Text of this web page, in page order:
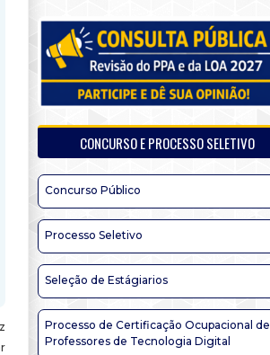
CONCURSO E PROCESSO SELETIVO
Concurso Público
Processo Seletivo
Seleção de Estágiarios
Processo de Certificação Ocupacional de
Professores de Tecnologia Digital